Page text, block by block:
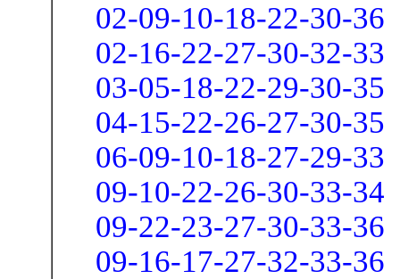
02-09-10-18-22-30-36
02-16-22-27-30-32-33
03-05-18-22-29-30-35
04-15-22-26-27-30-35
06-09-10-18-27-29-33
09-10-22-26-30-33-34
09-22-23-27-30-33-36
09-16-17-27-32-33-36